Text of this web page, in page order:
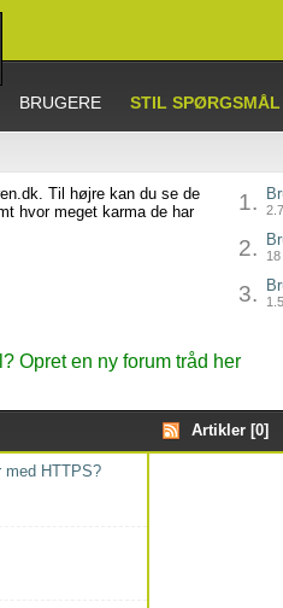
BRUGERE STIL SPØRGSMÅL
Til højre kan du se de
hvor meget karma de har
1.
2.
3.
Opret en ny forum tråd her
Artikler [0]
med HTTPS?